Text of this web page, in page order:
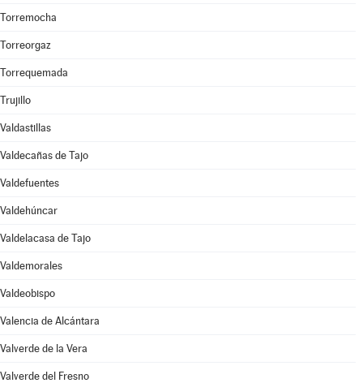
Torremocha
Torreorgaz
Torrequemada
Trujillo
Valdastillas
Valdecañas de Tajo
Valdefuentes
Valdehúncar
Valdelacasa de Tajo
Valdemorales
Valdeobispo
Valencia de Alcántara
Valverde de la Vera
Valverde del Fresno